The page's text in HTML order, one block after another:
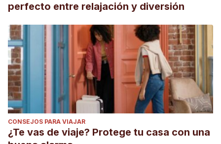
perfecto entre relajación y diversión
CONSEJOS PARA VIAJAR
¿Te vas de viaje? Protege tu casa con una